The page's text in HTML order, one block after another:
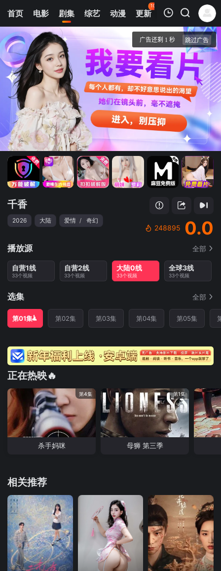
首页 电影 剧集 综艺 动漫 更新
108
热榜 APP
我的观影记录
第01集
千香
清空
千香
2026 大陆 爱情 / 奇幻
248895 0.0
播放源 全部
自营1线
33个视频
自营2线
33个视频
大陆0线
33个视频
全球3线
33个视频
选集 全部
第01集 第02集 第03集 第04集 第05集
正在热映🔥
第4集
杀手妈咪
第1集
母狮 第三季
相关推荐